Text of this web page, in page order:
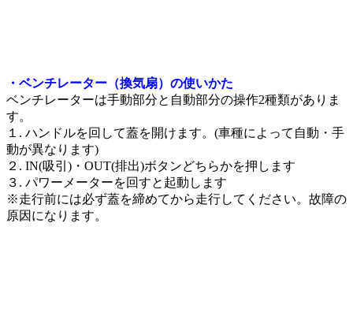
・ベンチレーター（換気扇）の使いかた
ベンチレーターは手動部分と自動部分の操作2種類がありま
す。
１. ハンドルを回して蓋を開けます。(車種によって自動・手
動が異なります)
２. IN(吸引)・OUT(排出)ボタンどちらかを押します
３. パワーメーターを回すと起動します
※走行前には必ず蓋を締めてから走行してください。故障の
原因になります。